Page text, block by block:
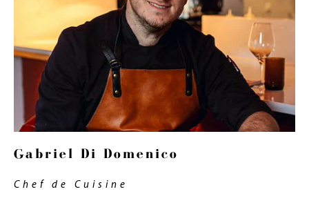
Gabriel Di Domenico
Chef de Cuisine